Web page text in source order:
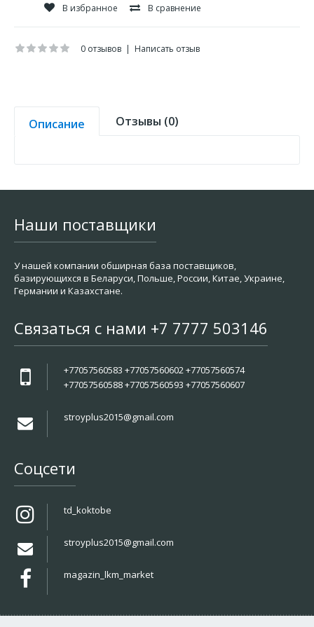
В избранное В сравнение
0 отзывов | Написать отзыв
Описание Отзывы (0)
Наши поставщики
У нашей компании обширная база поставщиков,
базирующихся в Беларуси, Польше, России, Китае, Украине,
Германии и Казахстане.
Связаться с нами +7 7777 503146
+77057560583 +77057560602 +77057560574
+77057560588 +77057560593 +77057560607
stroyplus2015@gmail.com
Соцсети
td_koktobe
stroyplus2015@gmail.com
magazin_lkm_market